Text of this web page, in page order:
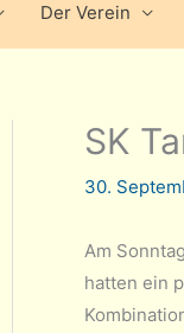
Der Verein
SK
30.
Am
hatten ein